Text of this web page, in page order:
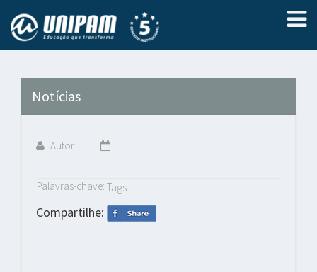
Notícias
Autor:
Palavras-chave: Tags:
Compartilhe: